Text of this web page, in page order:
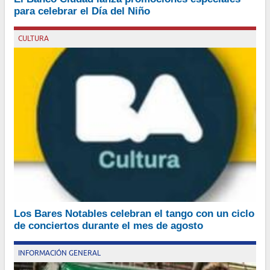
financiación en hasta 24 cuotas sin interés para la compra de
Por Julio García Elorrio
para celebrar el Día del Niño
CULTURA
El ciclo “Tangos de hoy y de siempre” reunirá cuatro propuestas
musicales con entrada sin costo
Los Bares Notables celebran el tango con un ciclo
de conciertos durante el mes de agosto
INFORMACIÓN GENERAL